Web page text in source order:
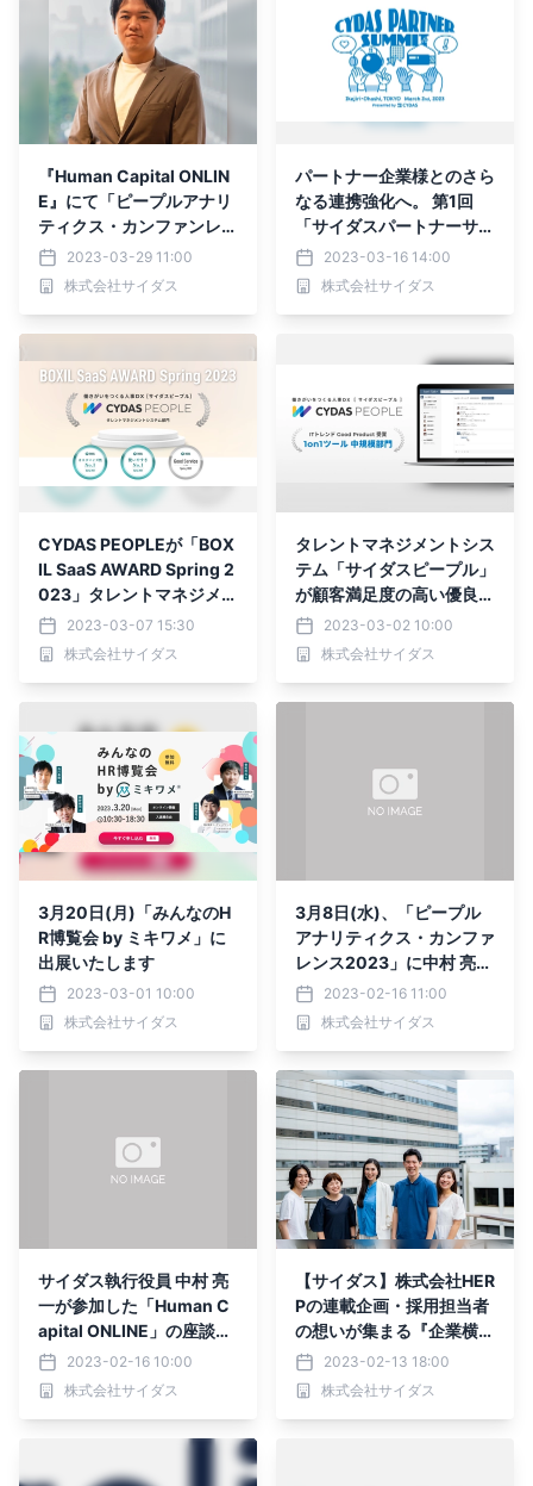
『Human Capital ONLIN
E』にて「ピープルアナリ
ティクス・カンファンレン
ス2023」の講演レポート
が公開されました
2023-03-29 11:00
株式会社サイダス
パートナー企業様とのさら
なる連携強化へ。 第1回
「サイダスパートナーサミ
ット」を開催しました
2023-03-16 14:00
株式会社サイダス
CYDAS PEOPLEが「BOX
IL SaaS AWARD Spring 2
023」タレントマネジメン
トシステム部門で「Good
Service」ほか2つのNo.1
に選出されました
2023-03-07 15:30
株式会社サイダス
タレントマネジメントシス
テム「サイダスピープル」
が顧客満足度の高い優良IT
製品に贈られる「ITトレン
ドGood Product」を受賞
2023-03-02 10:00
株式会社サイダス
3月20日(月)「みんなのH
R博覧会 by ミキワメ」に
出展いたします
2023-03-01 10:00
株式会社サイダス
3月8日(水)、「ピープル
アナリティクス・カンファ
レンス2023」に中村 亮一
が登壇します
2023-02-16 11:00
株式会社サイダス
サイダス執行役員 中村 亮
一が参加した「Human C
apital ONLINE」の座談会
企画の第2回・第3回が公
開されました
2023-02-16 10:00
株式会社サイダス
【サイダス】株式会社HER
Pの連載企画・採用担当者
の想いが集まる『企業横断
採用ブログリレー』に参加
いたしました
2023-02-13 18:00
株式会社サイダス